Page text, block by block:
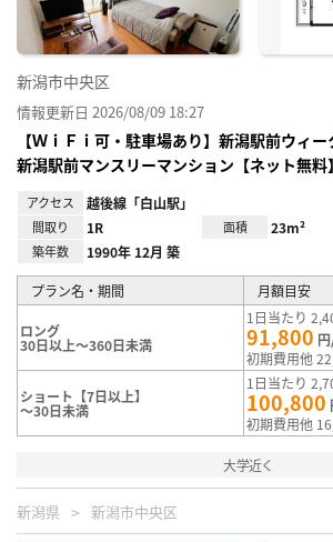
新潟市中央区
情報更新日 2026/08/09 18:27
【ＷｉＦｉ可・駐車場あり】新潟駅前ウィ
新潟駅前マンスリーマンション【ネット無料】
アクセス 越後線「白山駅」
間取り 1R 面積 23m²
築年数 1990年 12月 築
プラン名・期間 月額目安
ロング
30日以上～360日未満
1日当たり
91,800
初期費用他
ショート【7日以上】
～30日未満
1日当たり
100,800
初期費用他
大学近く
新潟県 新潟市中央区